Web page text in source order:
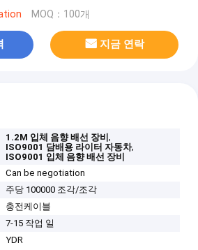
MOQ：100개
지금 연락
1.2M 입체 음향 배선 장비,
ISO9001 담배용 라이터 자동차,
ISO9001 입체 음향 배선 장비
Can be negotiation
주당 100000 조각/조각
충전케이블
7-15 작업 일
YDR